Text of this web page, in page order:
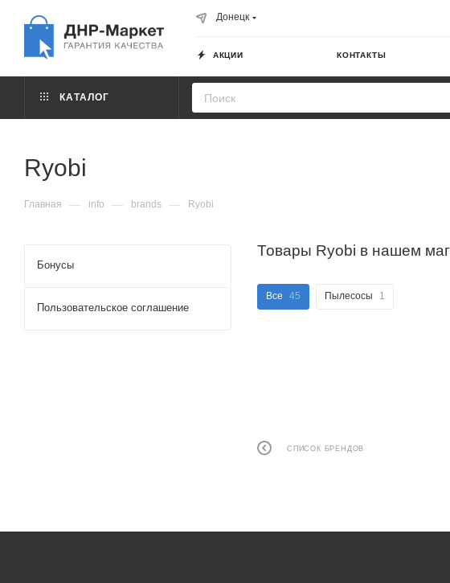
Донецк
АКЦИИ КОНТАКТЫ
КАТАЛОГ
Ryobi
Главная — info — brands — Ryobi
Товары Ryobi в нашем
Все 45 Пылесосы 1
СПИСОК БРЕНДОВ
Бонусы
Пользовательское соглашение